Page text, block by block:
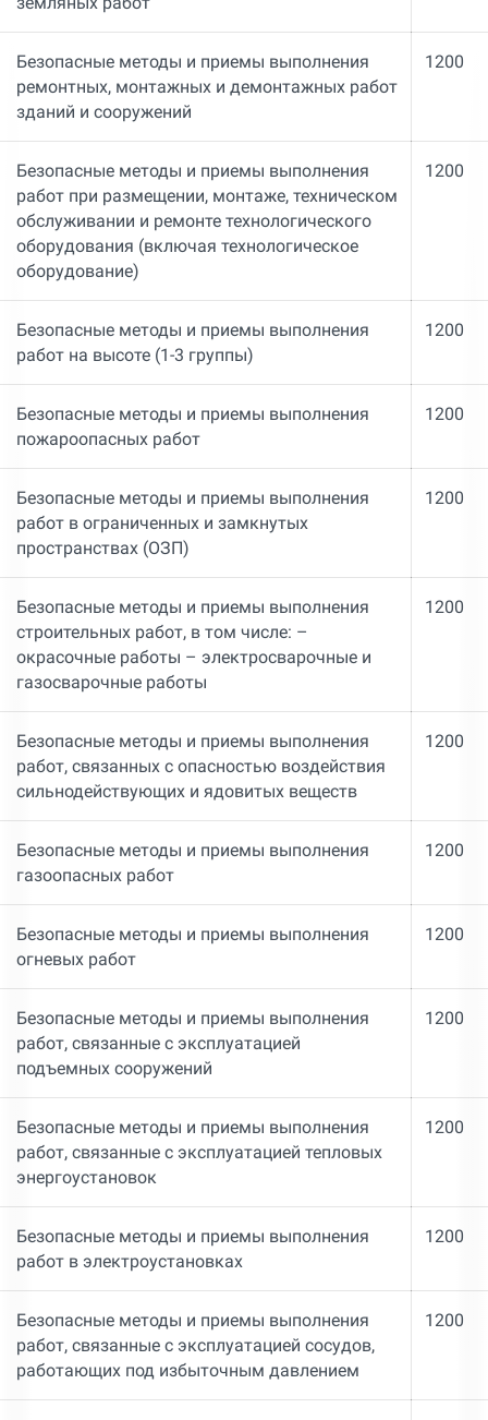
Безопасные методы и приемы выполнения
ремонтных, монтажных и демонтажных работ
зданий и сооружений
1200
Безопасные методы и приемы выполнения
работ при размещении, монтаже, техническом
обслуживании и ремонте технологического
оборудования (включая технологическое
оборудование)
1200
Безопасные методы и приемы выполнения
работ на высоте (1-3 группы)
1200
Безопасные методы и приемы выполнения
пожароопасных работ
1200
Безопасные методы и приемы выполнения
работ в ограниченных и замкнутых
пространствах (ОЗП)
1200
Безопасные методы и приемы выполнения
строительных работ, в том числе: –
окрасочные работы – электросварочные и
газосварочные работы
1200
Безопасные методы и приемы выполнения
работ, связанных с опасностью воздействия
сильнодействующих и ядовитых веществ
1200
Безопасные методы и приемы выполнения
газоопасных работ
1200
Безопасные методы и приемы выполнения
огневых работ
1200
Безопасные методы и приемы выполнения
работ, связанные с эксплуатацией
подъемных сооружений
1200
Безопасные методы и приемы выполнения
работ, связанные с эксплуатацией тепловых
энергоустановок
1200
Безопасные методы и приемы выполнения
работ в электроустановках
1200
Безопасные методы и приемы выполнения
работ, связанные с эксплуатацией сосудов,
работающих под избыточным давлением
1200